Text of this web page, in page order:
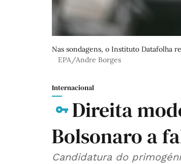
Nas sondagens, o Instituto Datafolha
EPA/Andre Borges
Internacional
Direita
Bolsonaro a
Candidatura do